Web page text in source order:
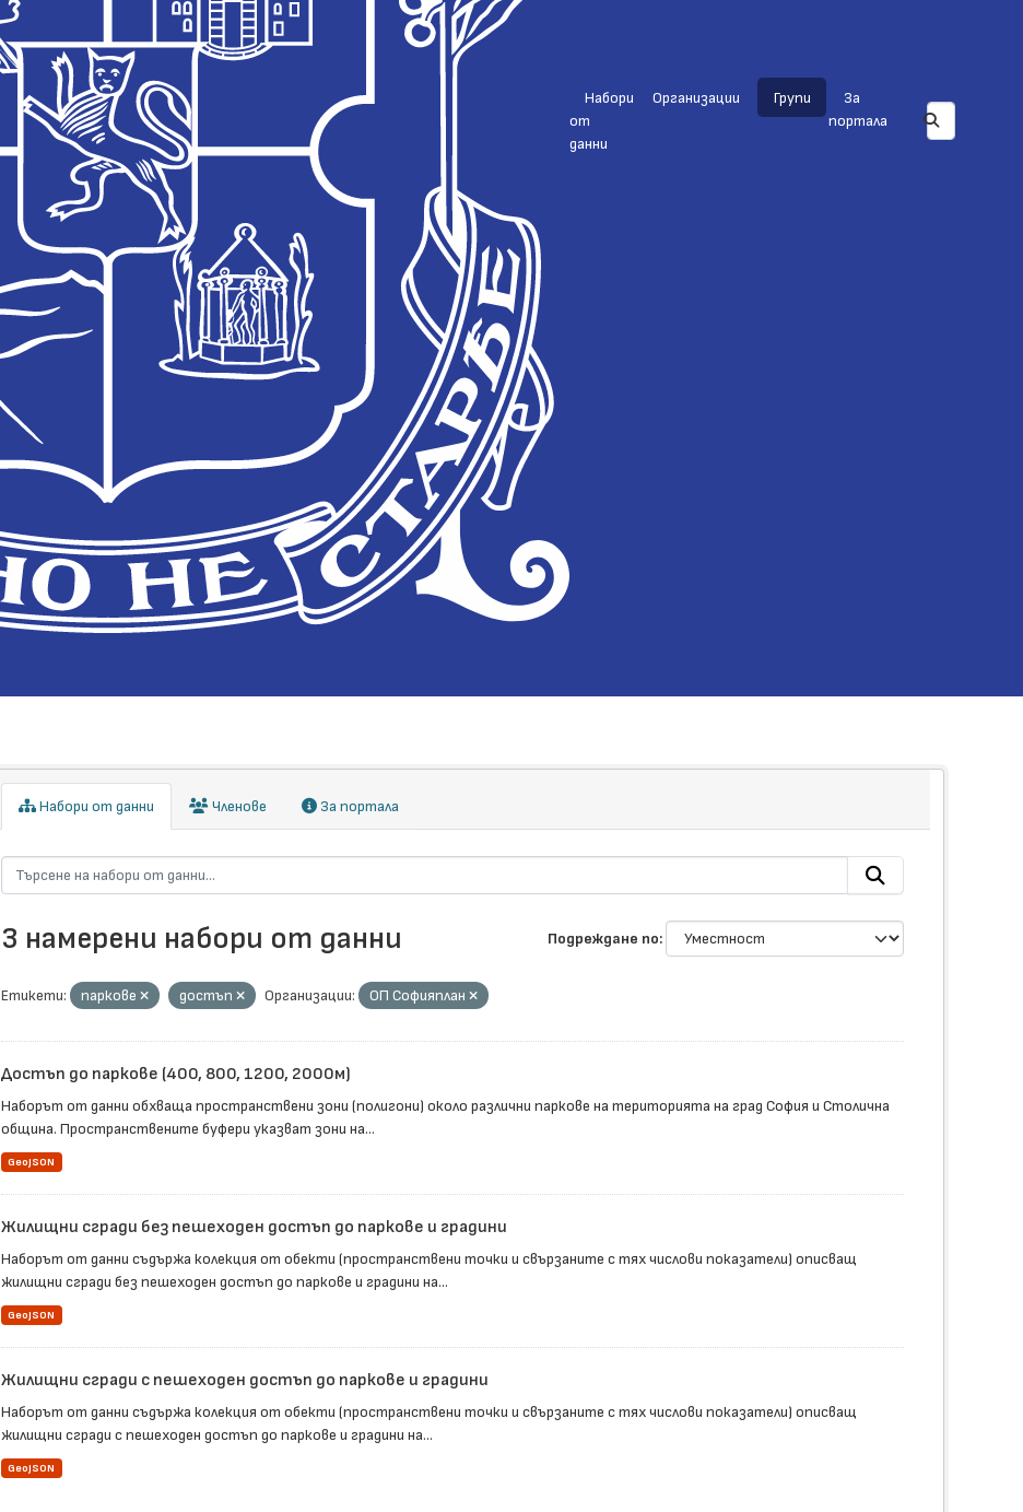
Набори
от
данни
Организации Групи
За
портала
Набори от данни Членове За портала
Подреждане по
3 намерени набори от данни
Етикети: паркове достъп Организации: ОП Софияплан
Достъп до паркове (400, 800, 1200, 2000м)
Наборът от данни обхваща пространствени зони (полигони) около различни паркове на територията на град София и Столична
община. Пространствените буфери указват зони на...
GeoJSON
Жилищни сгради без пешеходен достъп до паркове и градини
Наборът от данни съдържа колекция от обекти (пространствени точки и свързаните с тях числови показатели) описващ
жилищни сгради без пешеходен достъп до паркове и градини на...
GeoJSON
Жилищни сгради с пешеходен достъп до паркове и градини
Наборът от данни съдържа колекция от обекти (пространствени точки и свързаните с тях числови показатели) описващ
жилищни сгради с пешеходен достъп до паркове и градини на...
GeoJSON